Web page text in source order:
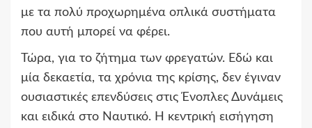
με τα πολύ προχωρημένα οπλικά συστήματα
που αυτή μπορεί να φέρει.
Τώρα, για το ζήτημα των φρεγατών. Εδώ και
μία δεκαετία, τα χρόνια της κρίσης, δεν έγιναν
ουσιαστικές επενδύσεις στις Ένοπλες Δυνάμεις
και ειδικά στο Ναυτικό. Η κεντρική εισήγηση